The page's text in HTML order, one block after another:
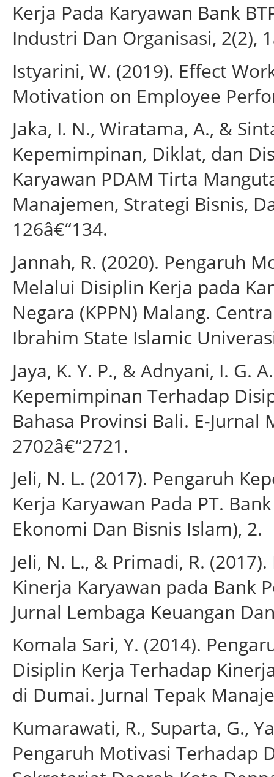
Kerja Pada Karyawan Bank
Industri Dan Organisasi, 2(2),
Istyarini, W. (2019). Effect
Motivation on Employee
Jaka, I. N., Wiratama, A., &
Kepemimpinan, Diklat, dan
Karyawan PDAM Tirta
Manajemen, Strategi Bisnis,
126â€“134.
Jannah, R. (2020). Pengaruh
Melalui Disiplin Kerja pada
Negara (KPPN) Malang.
Ibrahim State Islamic
Jaya, K. Y. P., & Adnyani, I. G.
Kepemimpinan Terhadap
Bahasa Provinsi Bali. E-Jurnal
2702â€“2721.
Jeli, N. L. (2017). Pengaruh
Kerja Karyawan Pada PT.
Ekonomi Dan Bisnis Islam), 2.
Jeli, N. L., & Primadi, R.
Kinerja Karyawan pada Bank
Jurnal Lembaga Keuangan
Komala Sari, Y. (2014).
Disiplin Kerja Terhadap
di Dumai. Jurnal Tepak
Kumarawati, R., Suparta, G.,
Pengaruh Motivasi Terhadap